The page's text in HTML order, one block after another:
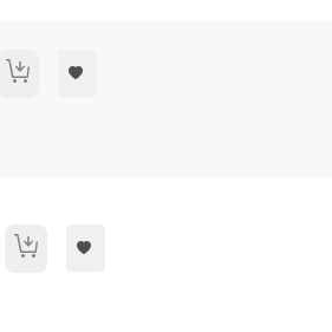
Realismo, illuminismo ed ermeneutica.
La "pragmatica" di Kant.